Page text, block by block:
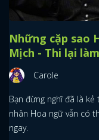
Những cặp sao
Mịch - Thi lại
Carole
Bạn đừng nghĩ đã là
nhân Hoa ngữ vẫn có
ngay.